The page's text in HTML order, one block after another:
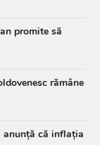
promite să
rămâne
anunță că inflația